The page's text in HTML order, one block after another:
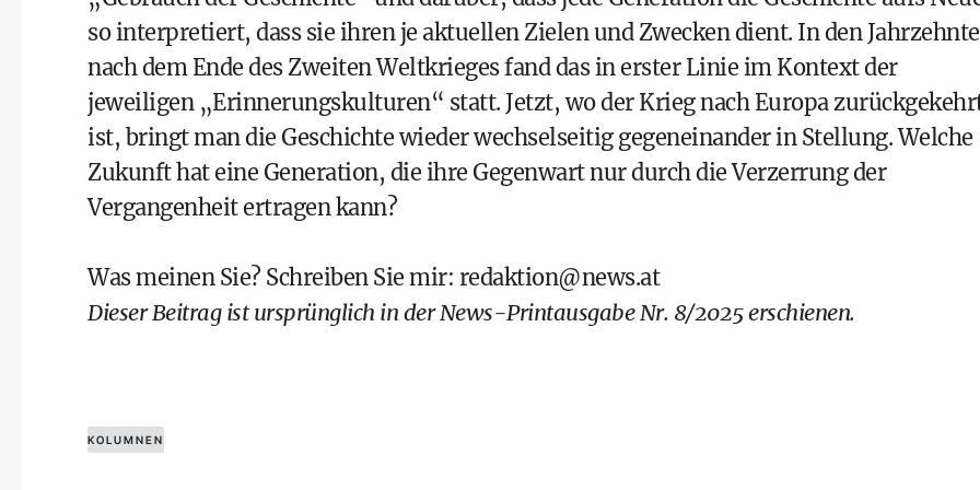
so interpretiert, dass sie ihren je aktuellen Zielen und Zwecken dient. In den
nach dem Ende des Zweiten Weltkrieges fand das in erster Linie im Kontext der
jeweiligen „Erinnerungskulturen“ statt. Jetzt, wo der Krieg nach Europa
ist, bringt man die Geschichte wieder wechselseitig gegeneinander in Stellung. Welche
Zukunft hat eine Generation, die ihre Gegenwart nur durch die Verzerrung der
Vergangenheit ertragen kann?
Was meinen Sie? Schreiben Sie mir: redaktion@news.at
Dieser Beitrag ist ursprünglich in derNews-PrintausgabeNr. 8/2025 erschienen.
KOLUMNEN